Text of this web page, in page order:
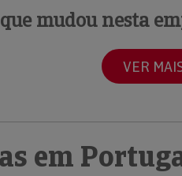
mudou nesta
VER
em